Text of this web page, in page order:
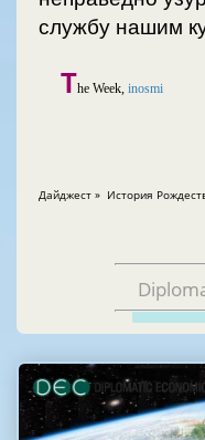
службу нашим
The Week, inosmi